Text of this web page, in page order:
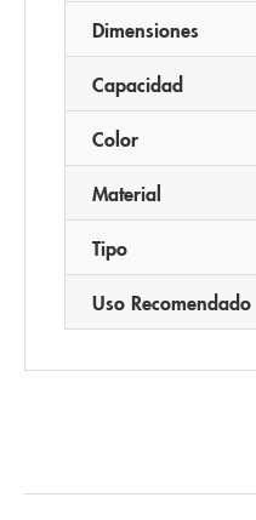
Dimensiones
Capacidad
Color
Material
Tipo
Uso Recomendado